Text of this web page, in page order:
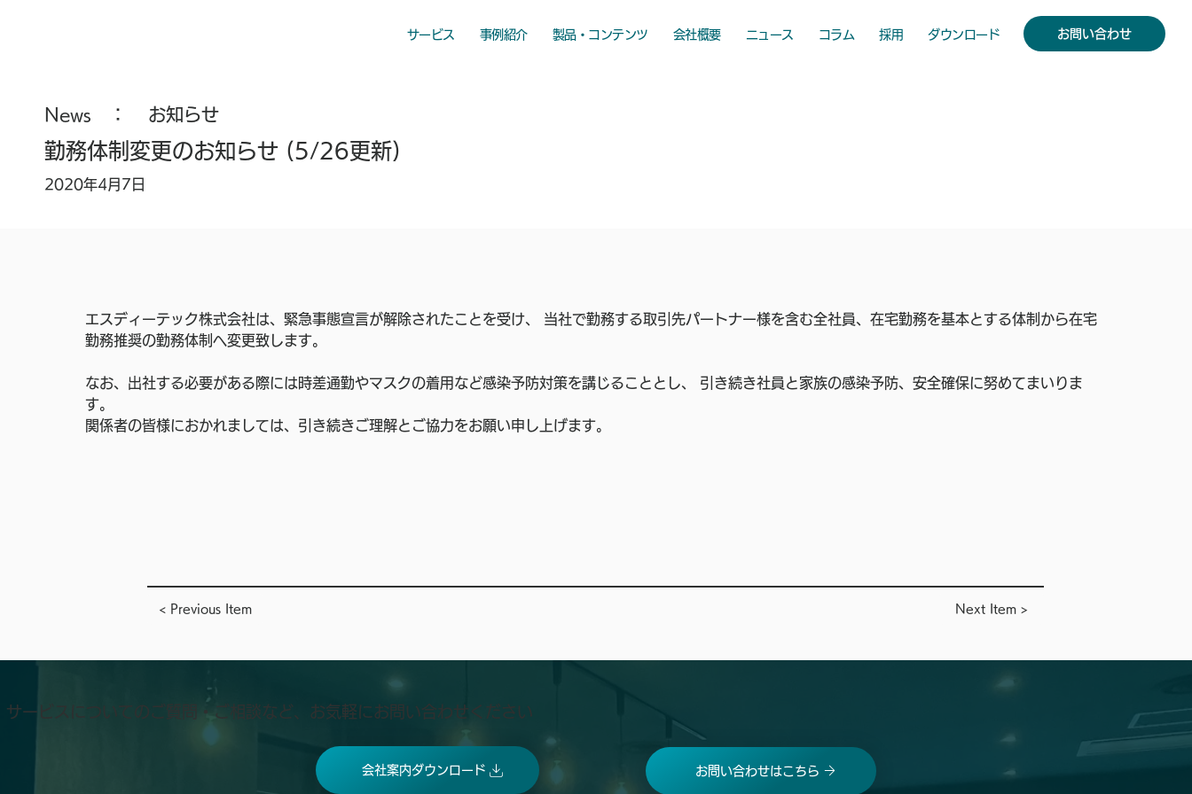
サービス 事例紹介 製品・コンテンツ 会社概要 ニュース コラム 採用 ダウンロード お問い合わせ
News ： お知らせ
勤務体制変更のお知らせ (5/26更新)
2020年4月7日
エスディーテック株式会社は、緊急事態宣言が解除されたことを受け、 当社で勤務する取引先パートナー様を含む全社員、在宅勤務を基本とする体制から在宅
勤務推奨の勤務体制へ変更致します。
なお、出社する必要がある際には時差通勤やマスクの着用など感染予防対策を講じることとし、 引き続き社員と家族の感染予防、安全確保に努めてまいりま
す。
関係者の皆様におかれましては、引き続きご理解とご協力をお願い申し上げます。
< Previous Item Next Item >
​サービスについてのご質問・ご相談など、お気軽にお問い合わせください
会社案内ダウンロード お問い合わせはこちら